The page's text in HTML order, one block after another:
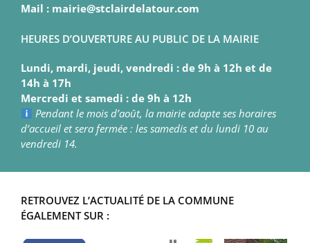
Mail : mairie@stclairdelatour.com
HEURES D’OUVERTURE AU PUBLIC DE LA MAIRIE
Lundi, mardi, jeudi, vendredi : de 9h à 12h et de
14h à 17h
Mercredi et samedi : de 9h à 12h
Pendant le mois d’août, la mairie adapte ses horaires
d’accueil et sera fermée : les samedis et du lundi 10 au
vendredi 14.
RETROUVEZ L’ACTUALITÉ DE LA COMMUNE
ÉGALEMENT SUR :